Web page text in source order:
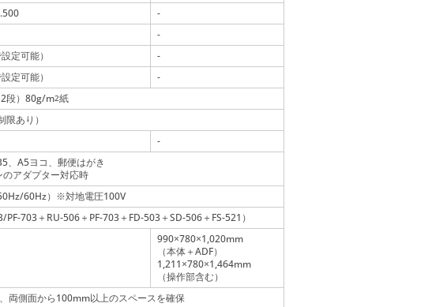
-
-
定可能）
-
定可能）
-
2段）80g/m2紙
限あり）
-
、A5ヨコ、郵便はがき
アダプター対応時
60Hz）※対地電圧100V
703＋RU-506＋PF-703＋FD-503＋SD-506＋FS-521）
990×780×1,020mm
（本体＋ADF）
1,211 ×780×1,464mm
（操作部含む）
両側面から100mm以上のスペースを確保